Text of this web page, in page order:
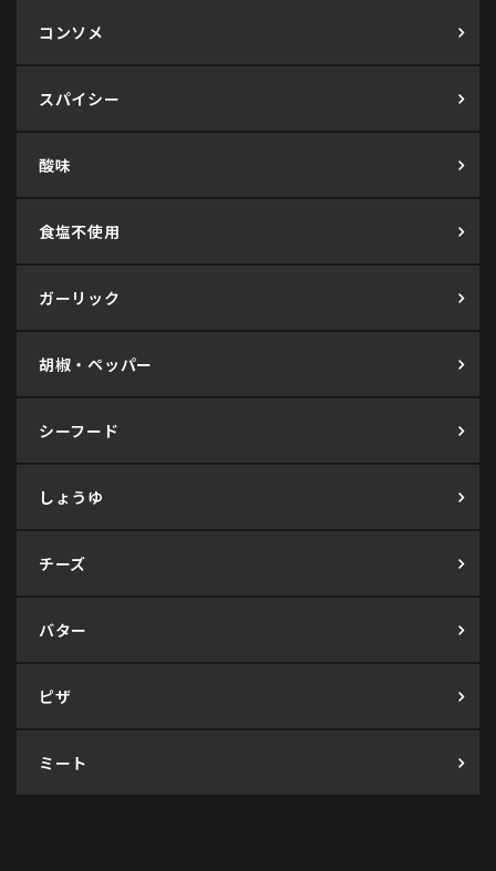
コンソメ
スパイシー
酸味
食塩不使用
ガーリック
胡椒・ペッパー
シーフード
しょうゆ
チーズ
バター
ピザ
ミート